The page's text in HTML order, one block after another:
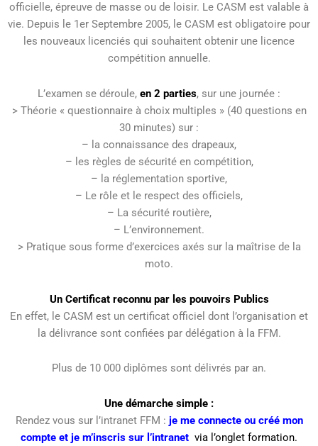
officielle, épreuve de masse ou de loisir. Le CASM est valable à
vie. Depuis le 1er Septembre 2005, le CASM est obligatoire pour
les nouveaux licenciés qui souhaitent obtenir une licence
compétition annuelle.
L’examen se déroule, en 2 parties, sur une journée :
> Théorie « questionnaire à choix multiples » (40 questions en
30 minutes) sur :
– la connaissance des drapeaux,
– les règles de sécurité en compétition,
– la réglementation sportive,
– Le rôle et le respect des officiels,
– La sécurité routière,
– L’environnement.
> Pratique sous forme d’exercices axés sur la maîtrise de la
moto.
Un Certificat reconnu par les pouvoirs Publics
En effet, le CASM est un certificat officiel dont l’organisation et
la délivrance sont confiées par délégation à la FFM.
Plus de 10 000 diplômes sont délivrés par an.
Une démarche simple :
Rendez vous sur l’intranet FFM : je me connecte ou créé mon
compte et je m’inscris sur l’intranet via l’onglet formation.